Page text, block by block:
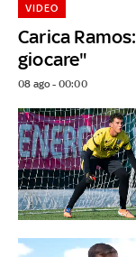
Carica
giocare"
VIDEO
08 ago - 00:00